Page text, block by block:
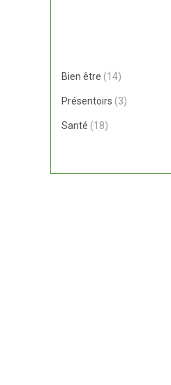
Bien être 1414
Présentoirs 33
Santé 1818